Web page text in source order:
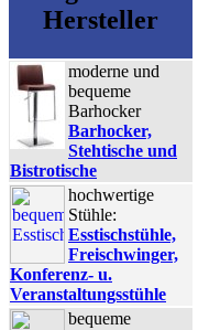
Hersteller
moderne und
bequeme
Barhocker
Barhocker,
Stehtische und
Bistrotische
hochwertige
Stühle:
Esstischstühle,
Freischwinger,
Konferenz- u.
Veranstaltungsstühle
bequeme